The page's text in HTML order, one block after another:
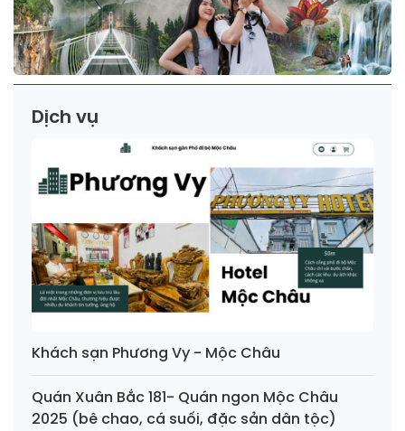
Dịch vụ
Khách sạn Phương Vy - Mộc Châu
Quán Xuân Bắc 181- Quán ngon Mộc Châu
2025 (bê chao, cá suối, đặc sản dân tộc)